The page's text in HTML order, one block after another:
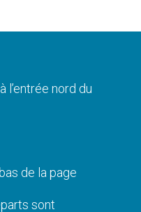
l’entrée nord du
de la page
sont